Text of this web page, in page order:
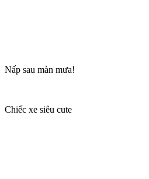
Nấp sau màn mưa!
Chiếc xe siêu cute